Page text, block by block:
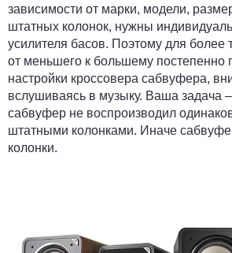
зависимости от марки, модели,
штатных колонок, нужны
усилителя басов. Поэтому для более
от меньшего к большему постепенно
настройки кроссовера сабвуфера,
вслушиваясь в музыку. Ваша задача
сабвуфер не воспроизводил
штатными колонками. Иначе
колонки.